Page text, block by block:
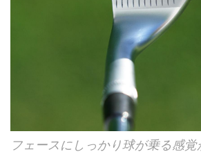
フェースにしっかり球が乗る感